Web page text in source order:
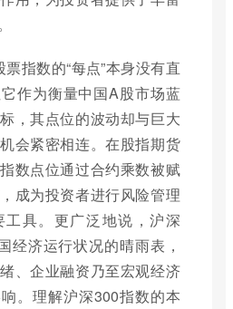
指数的“每点”本身没有直
作为衡量中国A股市场蓝
，其点位的波动却与巨大
会紧密相连。在股指期货
数点位通过合约乘数被赋
成为投资者进行风险管理
具。更广泛地说，沪深
经济运行状况的晴雨表，
、企业融资乃至宏观经济
。理解沪深300指数的本